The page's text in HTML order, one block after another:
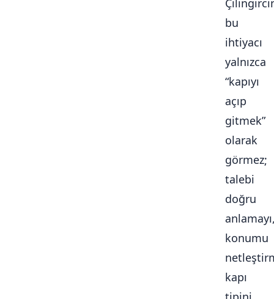
bu
ihtiyacı
yalnızca
“kapıyı
açıp
gitmek”
olarak
görmez;
talebi
doğru
konumu
kapı